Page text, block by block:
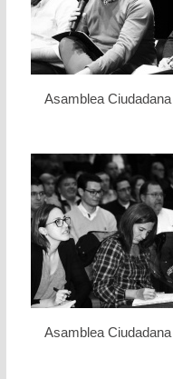
Asamblea Ciudadana
Asamblea Ciudadana